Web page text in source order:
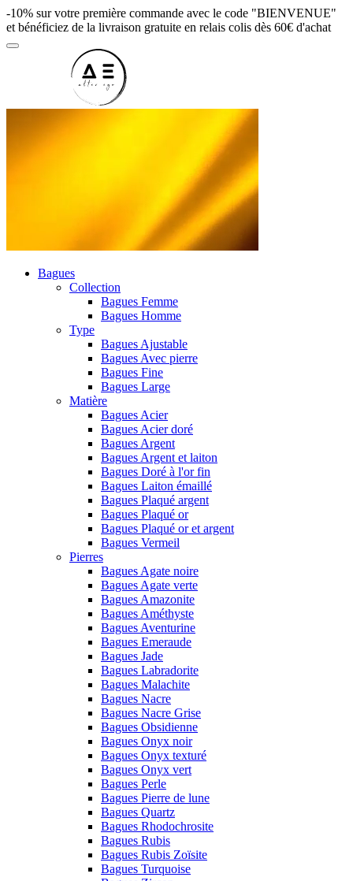
-10% sur votre première commande avec le code "BIENVENUE"
et bénéficiez de la livraison gratuite en relais colis dès 60€ d'achat
Bagues
Collection
Bagues Femme
Bagues Homme
Type
Bagues Ajustable
Bagues Avec pierre
Bagues Fine
Bagues Large
Matière
Bagues Acier
Bagues Acier doré
Bagues Argent
Bagues Argent et laiton
Bagues Doré à l'or fin
Bagues Laiton émaillé
Bagues Plaqué argent
Bagues Plaqué or
Bagues Plaqué or et argent
Bagues Vermeil
Pierres
Bagues Agate noire
Bagues Agate verte
Bagues Amazonite
Bagues Améthyste
Bagues Aventurine
Bagues Emeraude
Bagues Jade
Bagues Labradorite
Bagues Malachite
Bagues Nacre
Bagues Nacre Grise
Bagues Obsidienne
Bagues Onyx noir
Bagues Onyx texturé
Bagues Onyx vert
Bagues Perle
Bagues Pierre de lune
Bagues Quartz
Bagues Rhodochrosite
Bagues Rubis
Bagues Rubis Zoïsite
Bagues Turquoise